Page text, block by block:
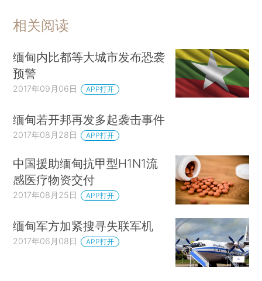
相关阅读
缅甸内比都等大城市发布恐袭
预警
2017年09月06日 APP打开
缅甸若开邦再发多起袭击事件
2017年08月28日 APP打开
中国援助缅甸抗甲型H1N1流
感医疗物资交付
2017年08月25日 APP打开
缅甸军方加紧搜寻失联军机
2017年06月08日 APP打开